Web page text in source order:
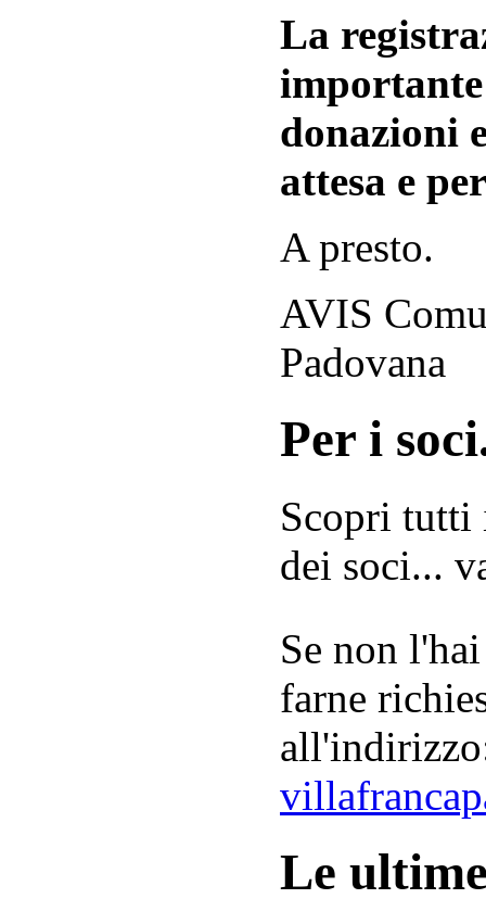
La
donazioni
attesa e
A presto.
AVIS
Padovana
Per i
Scopri tutti
dei soci...
Se non
farne
Le